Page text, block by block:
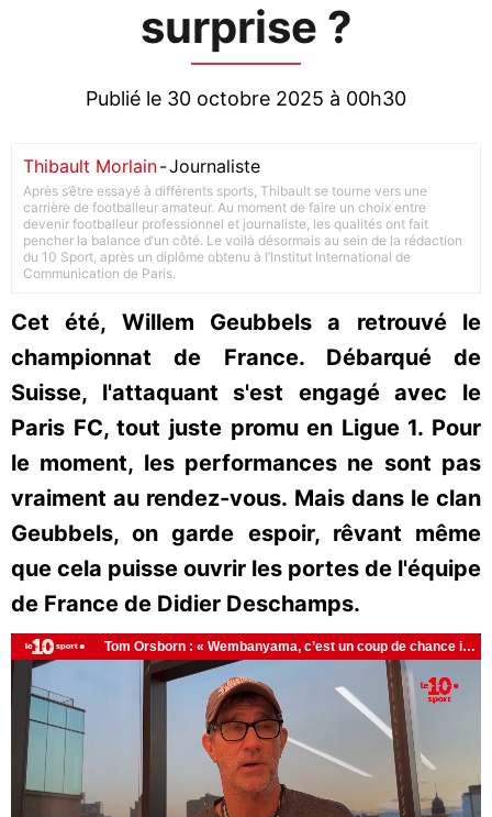
surprise ?
Publié le 30 octobre 2025 à 00h30
Thibault Morlain-Journaliste
Après s’être essayé à différents sports, Thibault se tourne vers une
carrière de footballeur amateur. Au moment de faire un choix entre
devenir footballeur professionnel et journaliste, les qualités ont fait
pencher la balance d’un côté. Le voilà désormais au sein de la rédaction
du 10 Sport, après un diplôme obtenu à l’Institut International de
Communication de Paris.
Cet été, Willem Geubbels a retrouvé le
championnat de France. Débarqué de
Suisse, l'attaquant s'est engagé avec le
Paris FC, tout juste promu en Ligue 1. Pour
le moment, les performances ne sont pas
vraiment au rendez-vous. Mais dans le clan
Geubbels, on garde espoir, rêvant même
que cela puisse ouvrir les portes de l'équipe
de France de Didier Deschamps.